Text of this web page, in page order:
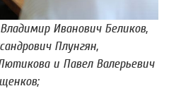
Иванович Беликов,
Плунгян,
и Павел Валерьевич